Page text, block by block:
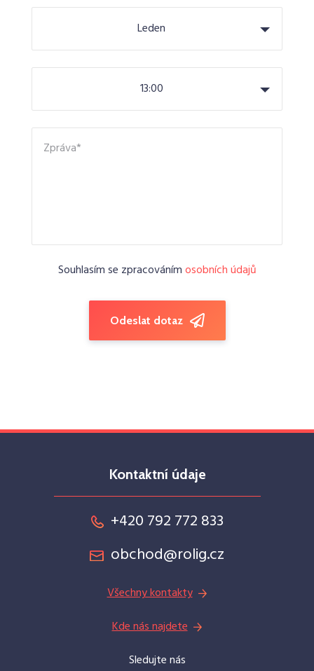
Leden
13:00
Souhlasím se zpracovánímosobních údajů
Odeslat dotaz
Kontaktní údaje
+420 792 772 833
obchod@rolig.cz
Všechny kontakty
Kde nás najdete
Sledujte nás